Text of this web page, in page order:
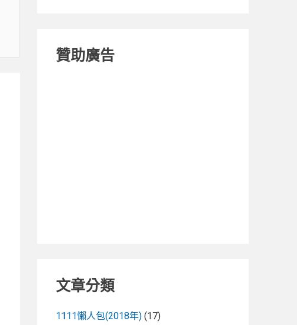
贊助廣告
文章分類
1111懶人包(2018年) (17)